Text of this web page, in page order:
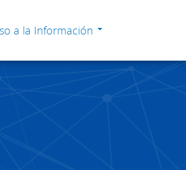
a la Información